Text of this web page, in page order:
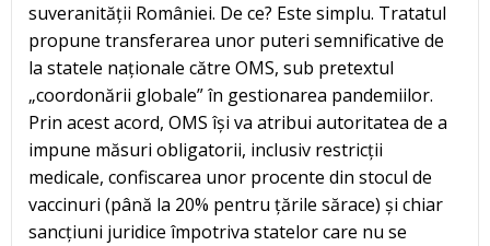
suveranității României. De ce? Este simplu. Tratatul
propune transferarea unor puteri semnificative de
la statele naționale către OMS, sub pretextul
„coordonării globale” în gestionarea pandemiilor.
Prin acest acord, OMS își va atribui autoritatea de a
impune măsuri obligatorii, inclusiv restricții
medicale, confiscarea unor procente din stocul de
vaccinuri (până la 20% pentru țările sărace) și chiar
sancțiuni juridice împotriva statelor care nu se